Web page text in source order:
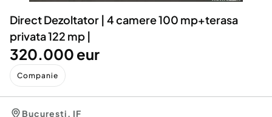
Direct Dezoltator | 4 camere 100 mp+terasa
privata 122 mp |
320.000 eur
Companie
Bucuresti, IF